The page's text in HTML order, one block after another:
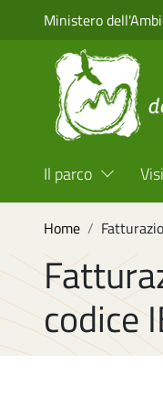
Salta al contenuto
Ministero
Menu Top Header
Il parco
Home
codice